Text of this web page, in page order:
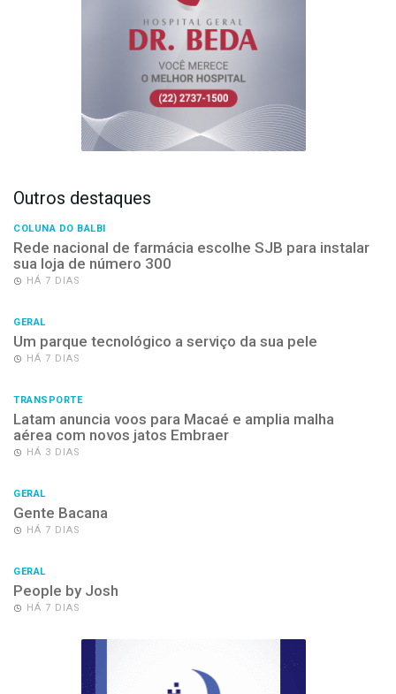
Outros destaques
COLUNA DO BALBI
Rede nacional de farmácia escolhe SJB para instalar
sua loja de número 300
HÁ 7 DIAS
GERAL
Um parque tecnológico a serviço da sua pele
HÁ 7 DIAS
TRANSPORTE
Latam anuncia voos para Macaé e amplia malha
aérea com novos jatos Embraer
HÁ 3 DIAS
GERAL
Gente Bacana
HÁ 7 DIAS
GERAL
People by Josh
HÁ 7 DIAS